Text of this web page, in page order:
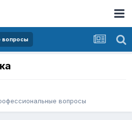
вопросы
вопросы